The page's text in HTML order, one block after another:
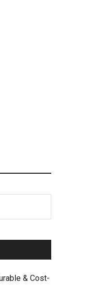
& Cost-